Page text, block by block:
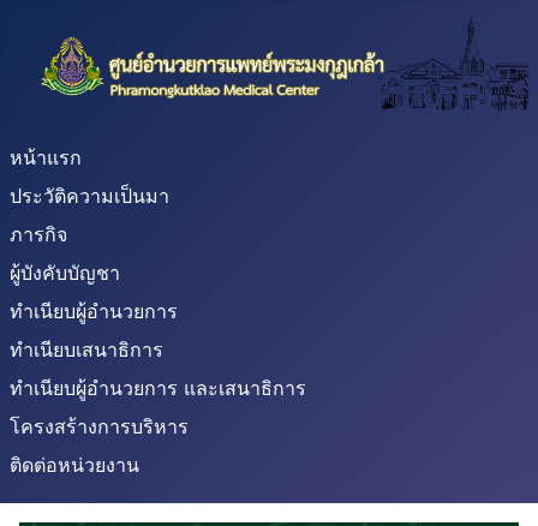
หน้าแรก
ประวัติความเป็นมา
ภารกิจ
ผู้บังคับบัญชา
ทำเนียบผู้อำนวยการ
ทำเนียบเสนาธิการ
ทำเนียบผู้อำนวยการ และเสนาธิการ
โครงสร้างการบริหาร
ติดต่อหน่วยงาน